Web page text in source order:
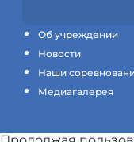
Об учреждении
Новости
Наши
Медиагалерея